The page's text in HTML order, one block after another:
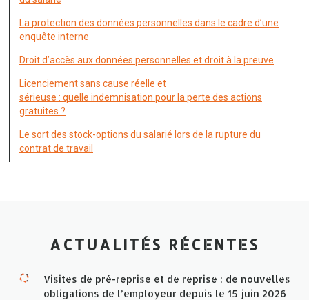
La protection des données personnelles dans le cadre d’une
enquête interne
Droit d’accès aux données personnelles et droit à la preuve
Licenciement sans cause réelle et
sérieuse : quelle indemnisation pour la perte des actions
gratuites ?
Le sort des stock-options du salarié lors de la rupture du
contrat de travail
ACTUALITÉS RÉCENTES
Visites de pré-reprise et de reprise : de nouvelles
obligations de l’employeur depuis le 15 juin 2026